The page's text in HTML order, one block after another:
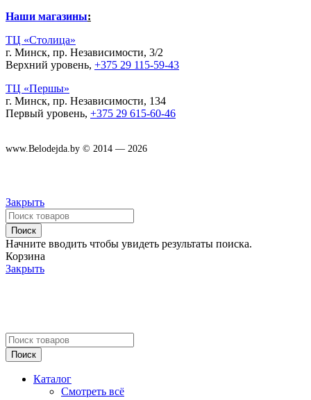
Наши магазины:
ТЦ «Столица»
г. Минск, пр. Независимости, 3/2
Верхний уровень, +375 29 115-59-43
ТЦ «Першы»
г. Минск, пр. Независимости, 134
Первый уровень, +375 29 615-60-46
www.Belodejda.by © 2014 — 2026
Закрыть
Поиск
Начните вводить чтобы увидеть результаты поиска.
Корзина
Закрыть
Поиск
Каталог
Смотреть всё